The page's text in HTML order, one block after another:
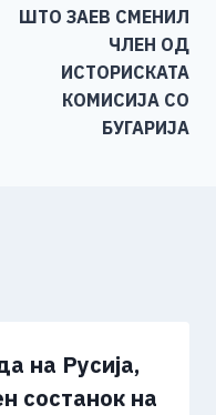
k
ШТО ЗАЕВ СМЕНИЛ
ЧЛЕН ОД
ИСТОРИСКАТА
КОМИСИЈА СО
БУГАРИЈА
на Русија,
состанок на